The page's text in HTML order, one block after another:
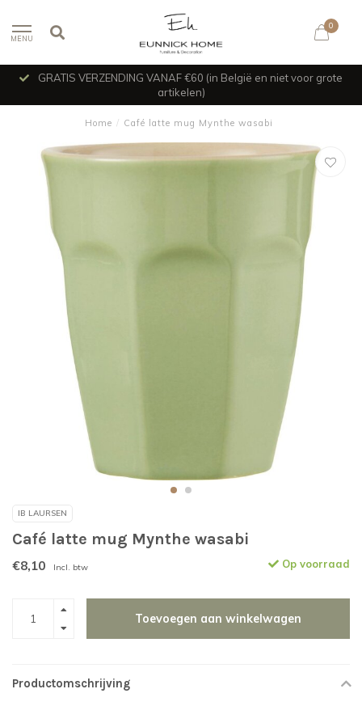
MENU
0
GRATIS VERZENDING VANAF €60 (in België en niet voor grote
artikelen)
Home / Café latte mug Mynthe wasabi
IB LAURSEN
Café latte mug Mynthe wasabi
€8,10 Incl. btw Op voorraad
Toevoegen aan winkelwagen
Productomschrijving